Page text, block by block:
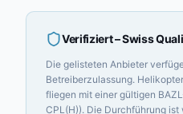
Verifiziert– Swiss
Die gelisteten Anbieter
Betreiberzulassung.
fliegen mit einer gültigen
CPL(H)). Die Durchführung